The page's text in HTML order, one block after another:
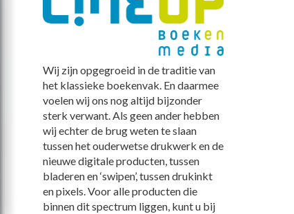
Wij zijn opgegroeid in de traditie van
het klassieke boekenvak. En daarmee
voelen wij ons nog altijd bijzonder
sterk verwant. Als geen ander hebben
wij echter de brug weten te slaan
tussen het ouderwetse drukwerk en de
nieuwe digitale producten, tussen
bladeren en ‘swipen’, tussen drukinkt
en pixels. Voor alle producten die
binnen dit spectrum liggen, kunt u bij